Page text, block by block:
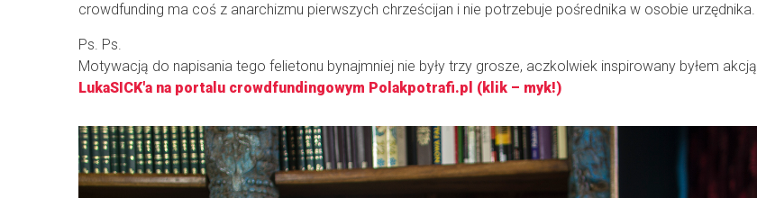
crowdfunding ma coś z anarchizmu pierwszych chrześcijan i nie potrzebuje pośrednika w osobie urzędnika.
Ps. Ps.
Motywacją do napisania tego felietonu bynajmniej nie były trzy grosze, aczkolwiek inspirowany byłem akcją
LukaSICK'a na portalu crowdfundingowym Polakpotrafi.pl (klik – myk!)